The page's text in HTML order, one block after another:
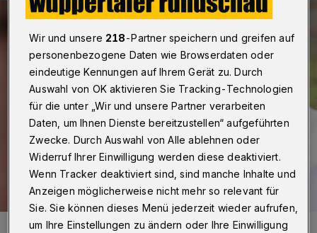
Roland Jankowsky.
Wir und unsere 218-Partner speichern und greifen auf
personenbezogene Daten wie Browserdaten oder
eindeutige Kennungen auf Ihrem Gerät zu. Durch
Auswahl von OK aktivieren Sie Tracking-Technologien
für die unter „Wir und unsere Partner verarbeiten
Daten, um Ihnen Dienste bereitzustellen“ aufgeführten
Zwecke. Durch Auswahl von Alle ablehnen oder
Widerruf Ihrer Einwilligung werden diese deaktiviert.
Wenn Tracker deaktiviert sind, sind manche Inhalte und
Anzeigen möglicherweise nicht mehr so relevant für
Sie. Sie können dieses Menü jederzeit wieder aufrufen,
um Ihre Einstellungen zu ändern oder Ihre Einwilligung